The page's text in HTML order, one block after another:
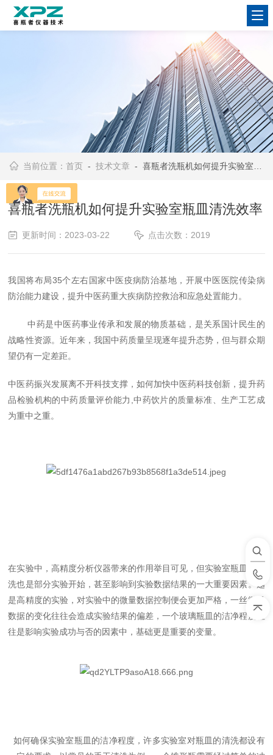
当前位置：首页 -技术文章 - 喜瓶者洗瓶机如何提升实验室瓶皿清洗效率
喜瓶者洗瓶机如何提升实验室瓶皿清洗效率
更新时间：2023-03-22 点击次数：2019
我国将布局35个左右国家中医疫病防治基地，开展中医医院传染病
防治能力建设，提升中医药重大疾病防控救治和应急处置能力。
中药是中医药事业传承和发展的物质基础，是关系国计民生的
战略性资源。近年来，我国中药质量呈现逐年提升态势，但与群众期
望仍有一定差距。
中医药振兴发展离不开科技支撑，如何加快中医药科技创新，提升药
品检验机构的中药质量评价能力,中药饮片的质量标准、生产工艺成
为重中之重。
在实验中，高精度分析仪器带来的作用举目可见，但实验室瓶皿的清
洗也是部分实验开始，甚至影响到实验数据结果的一大重要因素。越
是高精度的实验，对实验中的微量数据控制便会更加严格，一丝微量
数据的变化往往会造成实验结果的偏差，一个玻璃瓶皿的洁净程度往
往是影响实验成功与否的因素中，基础更是重要的变量。
如何确保实验室瓶皿的洁净程度，许多实验室对瓶皿的清洗都设有